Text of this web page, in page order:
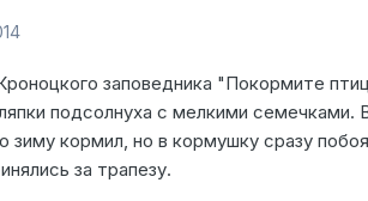
заповедника "Покормите
подсолнуха с мелкими семечками.
кормил, но в кормушку сразу
за трапезу.